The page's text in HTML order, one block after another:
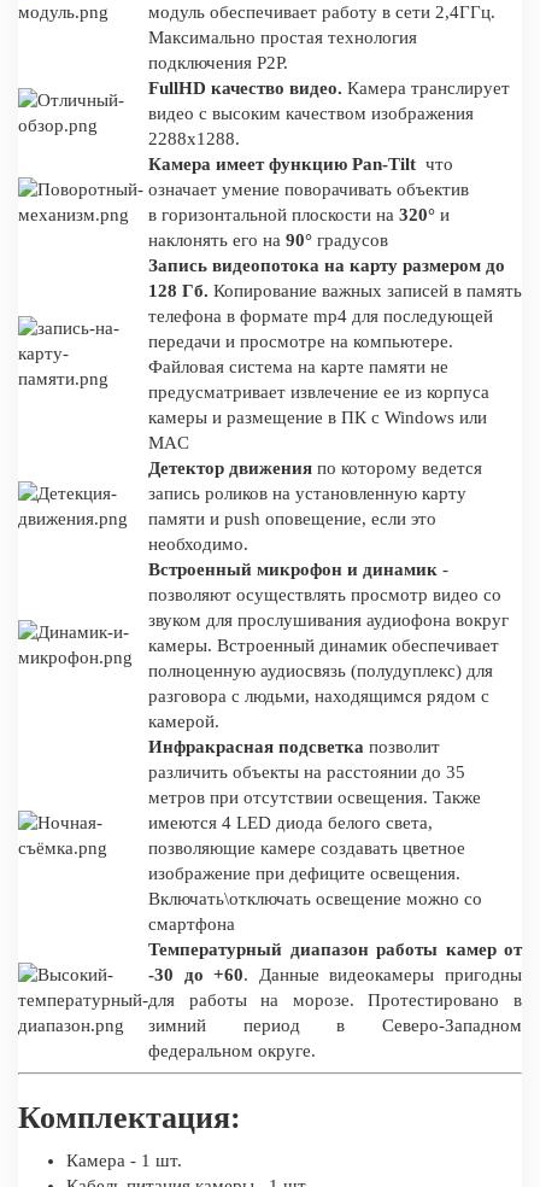
модуль обеспечивает работу в сети 2,4ГГц.
Максимально простая технология
подключения P2P.
FullHD качество видео. Камера транслирует
видео с высоким качеством изображения
2288х1288.
Камера имеет функцию Pan-Tilt что
означает умение поворачивать объектив
в горизонтальной плоскости на 320° и
наклонять его на 90° градусов
Запись видеопотока на карту размером до
128 Гб. Копирование важных записей в память
телефона в формате mp4 для последующей
передачи и просмотре на компьютере.
Файловая система на карте памяти не
предусматривает извлечение ее из корпуса
камеры и размещение в ПК с Windows или
MAC
Детектор движения по которому ведется
запись роликов на установленную карту
памяти и push оповещение, если это
необходимо.
Встроенный микрофон и динамик -
позволяют осуществлять просмотр видео со
звуком для прослушивания аудиофона вокруг
камеры. Встроенный динамик обеспечивает
полноценную аудиосвязь (полудуплекс) для
разговора с людьми, находящимся рядом с
камерой.
Инфракрасная подсветка позволит
различить объекты на расстоянии до 35
метров при отсутствии освещения. Также
имеются 4 LED диода белого света,
позволяющие камере создавать цветное
изображение при дефиците освещения.
Включать\отключать освещение можно со
смартфона
Температурный диапазон работы камер от
-30 до +60. Данные видеокамеры пригодны
для работы на морозе. Протестировано в
зимний период в Северо-Западном
федеральном округе.
Комплектация:
Камера - 1 шт.